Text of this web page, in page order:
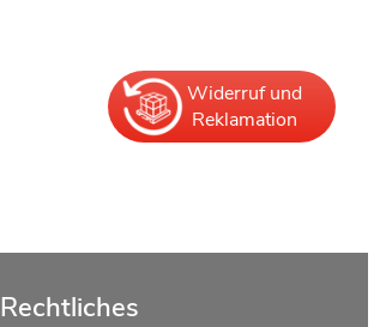
Widerruf und
Reklamation
Rechtliches